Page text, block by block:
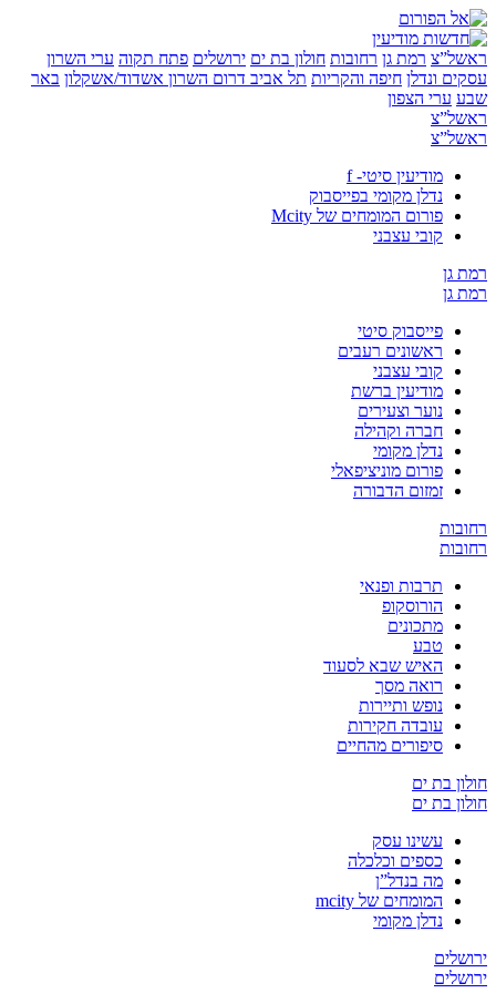
רמת גן רחובות חולון בת ים ירושלים פתח תקוה ערי השרון
ונדלן חיפה והקריות תל אביבדרום השרון אשדוד/אשקלון באר
ערי הצפון
מודיעין סיטי- f
נדלן מקומי בפייסבוק
פורום המומחים של Mcity
קובי עצבני
פייסבוק סיטי
ראשונים רעבים
קובי עצבני
מודיעין ברשת
נוער וצעירים
חברה וקהילה
נדלן מקומי
פורום מוניציפאלי
זמזום הדבורה
תרבות ופנאי
הורוסקופ
מתכונים
טבע
האיש שבא לסעוד
רואה מסך
נופש ותיירות
עובדה חקירות
סיפורים מהחיים
בת ים
בת ים
עשינו עסק
כספים וכלכלה
מה בנדל”ן
המומחים של mcity
נדלן מקומי